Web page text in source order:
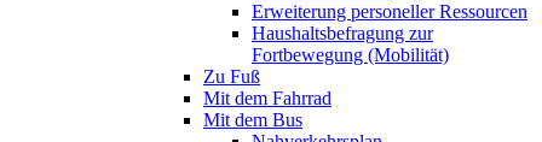
Erweiterung personeller Ressourcen
Haushaltsbefragung zur
Fortbewegung (Mobilität)
Zu Fuß
Mit dem Fahrrad
Mit dem Bus